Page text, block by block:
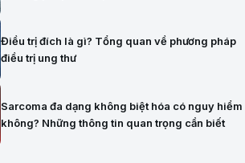
Điều trị đích là gì? Tổng quan về phương pháp
điều trị ung thư
Sarcoma đa dạng không biệt hóa có nguy hiểm
không? Những thông tin quan trọng cần biết